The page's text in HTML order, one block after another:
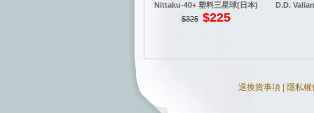
Nittaku-40+ 塑料三星球(日本)
$325 $225
D.D.
退換貨事項 隱私